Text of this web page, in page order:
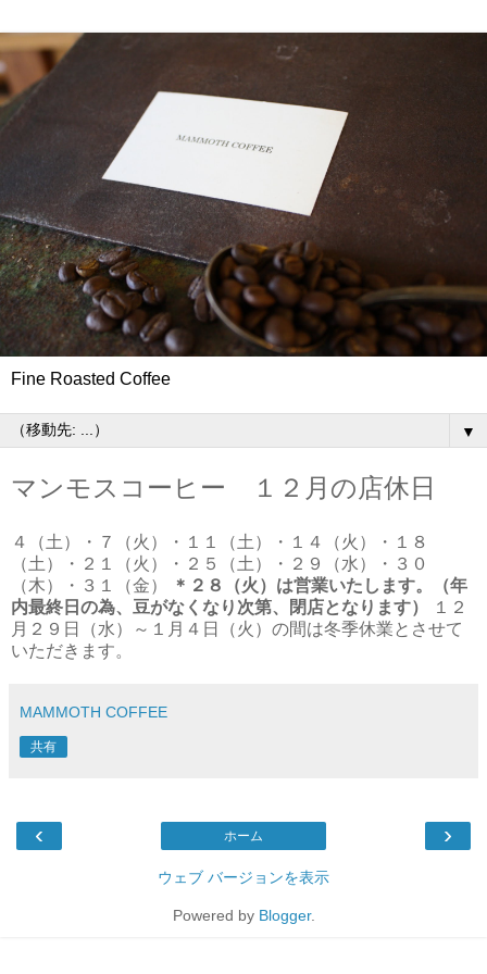
Fine Roasted Coffee
▼
マンモスコーヒー １２月の店休日
４（土）・７（火）・１１（土）・１４（火）・１８
（土）・２１（火）・２５（土）・２９（水）・３０
（木）・３１（金）
＊２８（火）は営業いたします。（年
内最終日の為、豆がなくなり次第、閉店となります）
１２
月２９日（水）～１月４日（火）の間は冬季休業とさせて
いただきます。
MAMMOTH COFFEE
共有
‹ ›
ホーム
ウェブ バージョンを表示
Powered by Blogger.